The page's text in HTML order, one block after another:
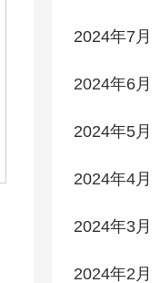
2024年7月
2024年6月
2024年5月
2024年4月
2024年3月
2024年2月